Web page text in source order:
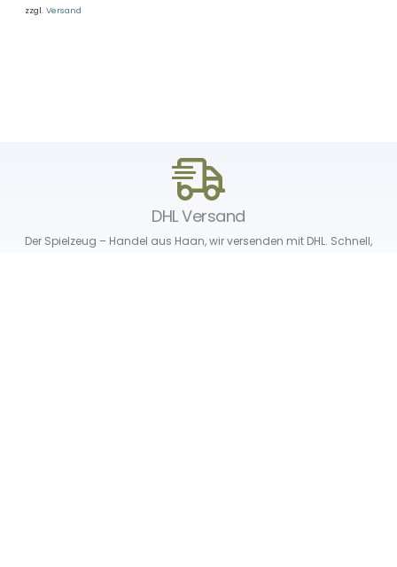
zzgl. Versand
DHL Versand
Der Spielzeug – Handel aus Haan, wir versenden mit DHL. Schnell,